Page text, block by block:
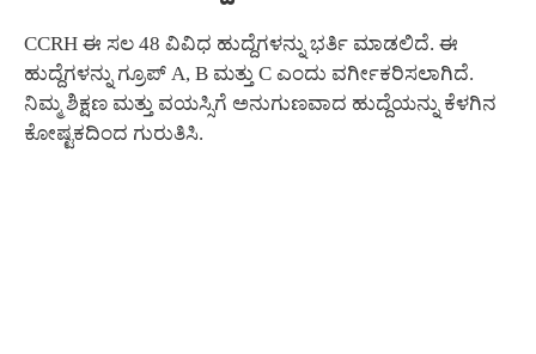
CCRH ಈ ಸಲ 48 ವಿವಿಧ ಹುದ್ದೆಗಳನ್ನು ಭರ್ತಿ ಮಾಡಲಿದೆ. ಈ
ಹುದ್ದೆಗಳನ್ನು ಗ್ರೂಪ್ A, B ಮತ್ತು C ಎಂದು ವರ್ಗೀಕರಿಸಲಾಗಿದೆ.
ನಿಮ್ಮ ಶಿಕ್ಷಣ ಮತ್ತು ವಯಸ್ಸಿಗೆ ಅನುಗುಣವಾದ ಹುದ್ದೆಯನ್ನು ಕೆಳಗಿನ
ಕೋಷ್ಟಕದಿಂದ ಗುರುತಿಸಿ.